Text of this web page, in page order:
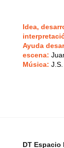
Idea,
Ayuda
escena:
Música:
DT Espacio